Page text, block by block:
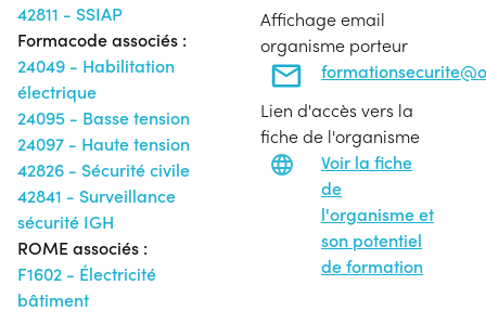
42811 - SSIAP
Formacode associés :
24049 - Habilitation
électrique
24095 - Basse tension
24097 - Haute tension
42826 - Sécurité civile
42841 - Surveillance
sécurité IGH
ROME associés :
F1602 - Électricité
bâtiment
Affichage email
organisme porteur
Lien d'accès vers la
fiche de l'organisme
Voir la fiche
de
l'organisme et
son potentiel
de formation